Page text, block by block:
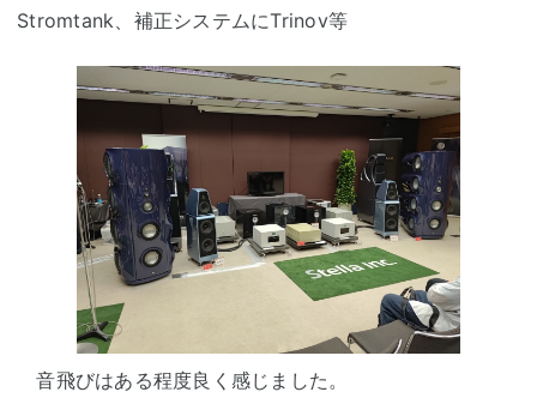
Stromtank、補正システムにTrinov等
音飛びはある程度良く感じました。